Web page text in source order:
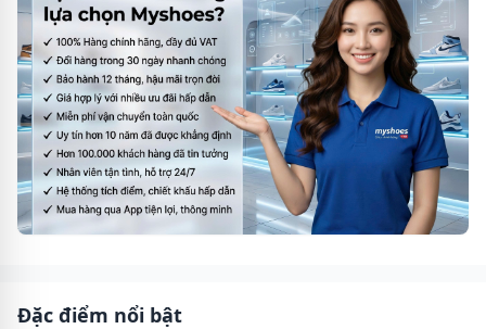
Đặc điểm nổi bật